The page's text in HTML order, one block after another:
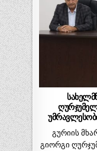
გურიის
გიორგი